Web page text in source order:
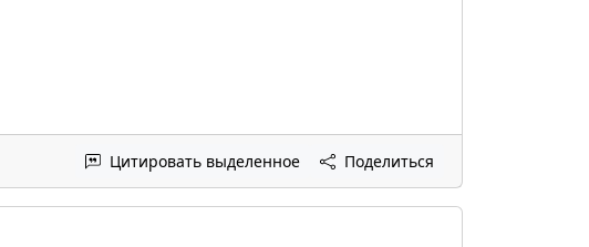
Цитировать выделенное Поделиться